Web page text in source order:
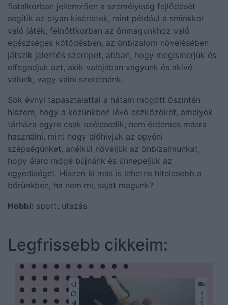
fiatalkorban jellemzően a személyiség fejlődését
segítik az olyan kísérletek, mint például a sminkkel
való játék, felnőttkorban az önmagunkhoz való
egészséges kötődésben, az önbizalom növelésében
játszik jelentős szerepet, abban, hogy megismerjük és
elfogadjuk azt, akik valójában vagyunk és akivé
válunk, vagy válni szeretnénk.
Sok évnyi tapasztalattal a hátam mögött őszintén
hiszem, hogy a kezünkben lévő eszközöket, amelyek
tárháza egyre csak szélesedik, nem érdemes másra
használni, mint hogy előhívjuk az egyéni
szépségünket, anélkül növeljük az önbizalmunkat,
hogy álarc mögé bújnánk és ünnepeljük az
egyediséget. Hiszen ki más is lehetne hitelesebb a
bőrünkben, ha nem mi, saját magunk?
Hobbi: sport, utazás
Legfrissebb cikkeim: